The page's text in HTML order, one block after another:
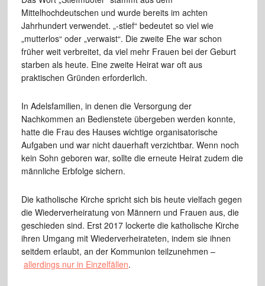
Mittelhochdeutschen und wurde bereits im achten
Jahrhundert verwendet. „-stief“ bedeutet so viel wie
„mutterlos“ oder „verwaist“. Die zweite Ehe war schon
früher weit verbreitet, da viel mehr Frauen bei der Geburt
starben als heute. Eine zweite Heirat war oft aus
praktischen Gründen erforderlich.
In Adelsfamilien, in denen die Versorgung der
Nachkommen an Bedienstete übergeben werden konnte,
hatte die Frau des Hauses wichtige organisatorische
Aufgaben und war nicht dauerhaft verzichtbar. Wenn noch
kein Sohn geboren war, sollte die erneute Heirat zudem die
männliche Erbfolge sichern.
Die katholische Kirche spricht sich bis heute vielfach gegen
die Wiederverheiratung von Männern und Frauen aus, die
geschieden sind. Erst 2017 lockerte die katholische Kirche
ihren Umgang mit Wiederverheirateten, indem sie ihnen
seitdem erlaubt, an der Kommunion teilzunehmen –
allerdings nur in Einzelfällen.